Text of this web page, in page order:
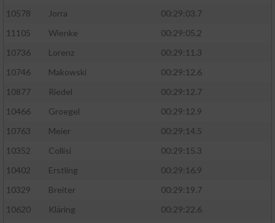
10578 Jorra
00:29:03.7
11105
Wienke
00:29:05.2
10736
Lorenz
00:29:11.3
10746
Makowski
00:29:12.6
10877
Riedel
00:29:12.7
10466
Groegel
00:29:12.9
10763
Meier
00:29:14.5
10352
Collisi
00:29:15.3
10402
Erstling
00:29:16.9
10329
Breiter
00:29:19.7
10620
Kläring
00:29:22.6